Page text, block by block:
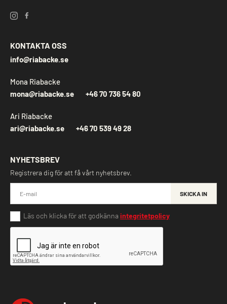
KONTAKTA OSS
info@riabacke.se
Mona Riabacke
mona@riabacke.se
+46 70 736 54 80
Ari Riabacke
ari@riabacke.se
+46 70 539 49 28
NYHETSBREV
Registrera dig för att få vårt nyhetsbrev.
Läs och klicka för att godkänna integritetpolicy
SKICKA IN